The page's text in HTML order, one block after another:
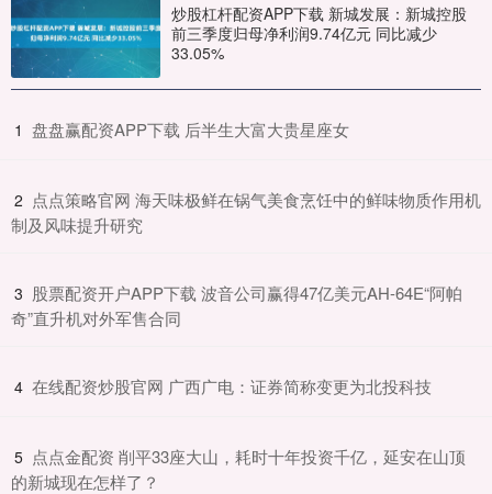
炒股杠杆配资APP下载 新城发展：新城控股
前三季度归母净利润9.74亿元 同比减少
33.05%
1 ​盘盘赢配资APP下载 后半生大富大贵星座女
2 ​点点策略官网 海天味极鲜在锅气美食烹饪中的鲜味物质作用机
制及风味提升研究
3 ​股票配资开户APP下载 波音公司赢得47亿美元AH-64E“阿帕
奇”直升机对外军售合同
4 ​在线配资炒股官网 广西广电：证券简称变更为北投科技
5 ​点点金配资 削平33座大山，耗时十年投资千亿，延安在山顶
的新城现在怎样了？